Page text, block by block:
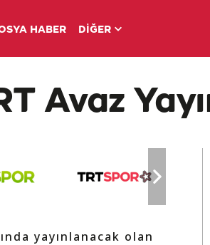
HABER DİĞER
Avaz
yayınlanacak olan